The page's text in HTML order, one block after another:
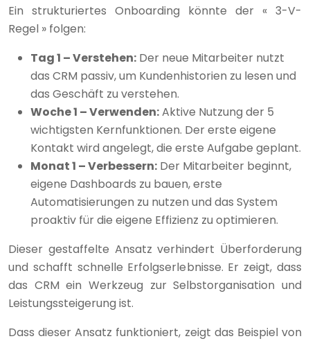
Ein strukturiertes Onboarding könnte der « 3-V-
Regel » folgen:
Tag 1 – Verstehen: Der neue Mitarbeiter nutzt
das CRM passiv, um Kundenhistorien zu lesen und
das Geschäft zu verstehen.
Woche 1 – Verwenden:Aktive Nutzung der 5
wichtigsten Kernfunktionen. Der erste eigene
Kontakt wird angelegt, die erste Aufgabe geplant.
Monat 1 – Verbessern: Der Mitarbeiter beginnt,
eigene Dashboards zu bauen, erste
Automatisierungen zu nutzen und das System
proaktiv für die eigene Effizienz zu optimieren.
Dieser gestaffelte Ansatz verhindert Überforderung
und schafft schnelle Erfolgserlebnisse. Er zeigt, dass
das CRM ein Werkzeug zur Selbstorganisation und
Leistungssteigerung ist.
Dass dieser Ansatz funktioniert, zeigt das Beispiel von